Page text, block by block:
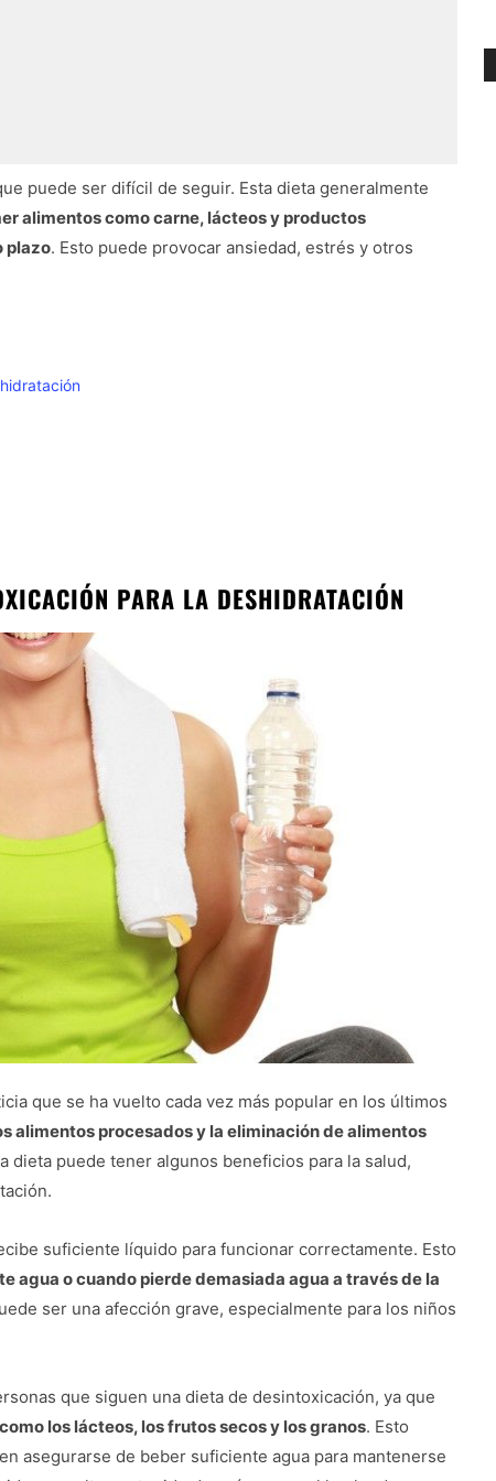
puede ser difícil de seguir. Esta dieta generalmente
alimentos como carne, lácteos y productos
plazo. Esto puede provocar ansiedad, estrés y otros
PARA LA DESHIDRATACIÓN
que se ha vuelto cada vez más popular en los últimos
alimentos procesados y la eliminación de alimentos
dieta puede tener algunos beneficios para la salud,
suficiente líquido para funcionar correctamente. Esto
agua o cuando pierde demasiada agua a través de la
ser una afección grave, especialmente para los niños
que siguen una dieta de desintoxicación, ya que
los lácteos, los frutos secos y los granos. Esto
asegurarse de beber suficiente agua para mantenerse